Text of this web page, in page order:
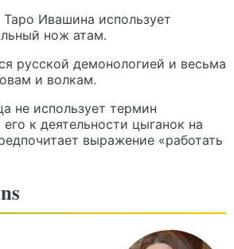
Ивашина использует
нож атам.
русской демонологией и весьма
и волкам.
не использует термин
его к деятельности цыганок на
выражение «работать